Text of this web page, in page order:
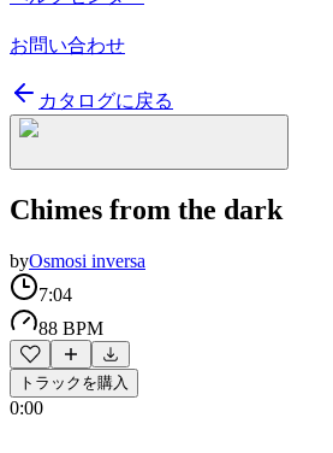
お問い合わせ
カタログに戻る
Chimes from the dark
byOsmosi inversa
7:04
88 BPM
トラックを購入
0:00